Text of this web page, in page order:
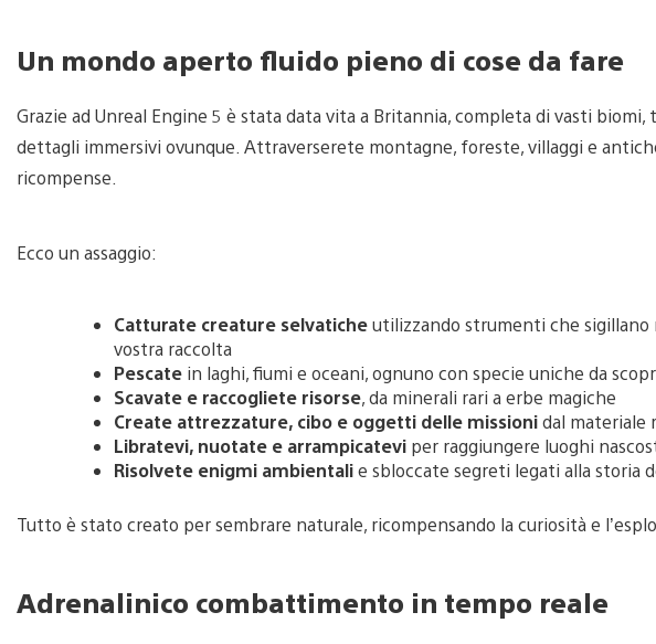
Un mondo aperto fluido pieno di cose da fare
Grazie ad Unreal Engine 5 è stata data vita a Britannia, completa di vasti
dettagli immersivi ovunque. Attraverserete montagne, foreste, villaggi e
ricompense.
Ecco un assaggio:
Catturate creature selvaticheutilizzando strumenti che sigillano
vostra raccolta
Pescate in laghi, fiumi e oceani, ognuno con specie uniche da
Scavate e raccogliete risorse, da minerali rari a erbe magiche
Create attrezzature, cibo e oggetti delle missionidal materiale
Libratevi, nuotate e arrampicatevi per raggiungere luoghi
Risolvete enigmi ambientalie sbloccate segreti legati alla storia
Tutto è stato creato per sembrare naturale, ricompensando la curiosità e
Adrenalinico combattimento in tempo reale